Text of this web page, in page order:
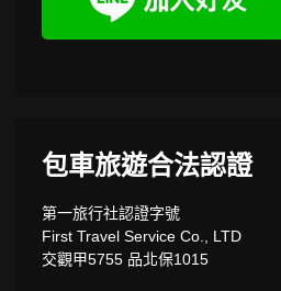
包車旅遊合法認證
第一旅行社認證字號
First Travel Service Co., LTD
交觀甲5755 品北保1015